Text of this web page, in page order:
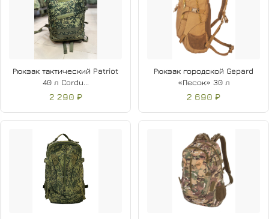
Рюкзак тактический Patriot
40 л Cordu...
2 290 ₽
Рюкзак городской Gepard
«Песок» 30 л
2 690 ₽